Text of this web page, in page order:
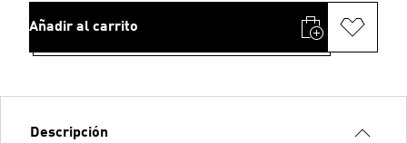
Añadir al carrito
Descripción